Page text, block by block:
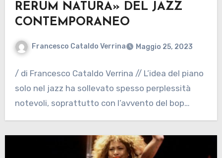
RERUM NATURA» DEL JAZZ
CONTEMPORANEO
Francesco Cataldo Verrina Maggio 25, 2023
/ di Francesco Cataldo Verrina // L’idea del piano
solo nel jazz ha sollevato spesso perplessità
notevoli, soprattutto con l’avvento del bop…